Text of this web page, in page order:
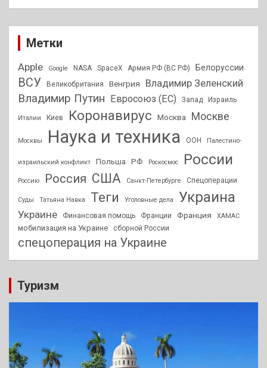
Метки
Apple Google NASA SpaceX Армия РФ (ВС РФ) Белоруссии
ВСУ Великобритания Венгрия Владимир Зеленский
Владимир Путин Евросоюз (ЕС) Запад Израиль
Италии Киев Коронавирус Москва Москве
Москвы Наука и техника ООН Палестино-
израильский конфликт Польша РФ Роскосмос России
Россию Россия США Санкт-Петербурге Спецоперации
Суды Татьяна Навка Теги Уголовные дела Украина
Украине Финансовая помощь Франции Франция ХАМАС
мобилизация на Украине сборной России
спецоперация на Украине
Туризм